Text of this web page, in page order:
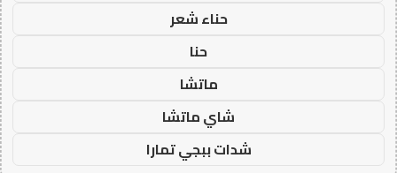
حناء شعر
حنا
ماتشا
شاي ماتشا
شدات ببجي تمارا